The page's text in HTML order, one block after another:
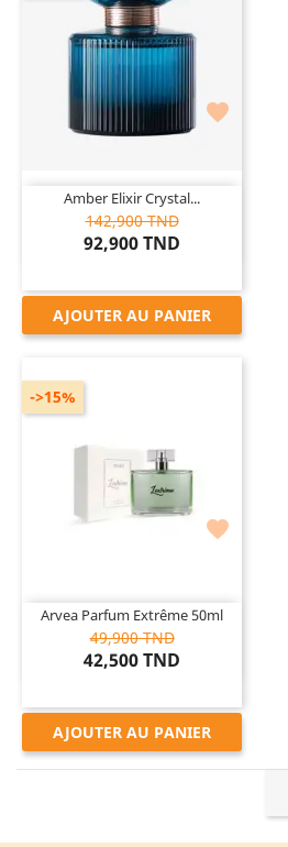

Amber Elixir Crystal...
142,900 TND
92,900 TND
AJOUTER AU PANIER

Arvea Parfum Extrême 50ml
49,900 TND
42,500 TND
->15%
AJOUTER AU PANIER